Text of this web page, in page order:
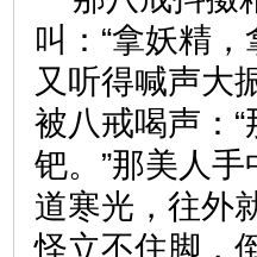
叫：“拿妖精
又听得喊声大
被八戒喝声：
钯。”那美人
道寒光，往外
怪立不住脚，